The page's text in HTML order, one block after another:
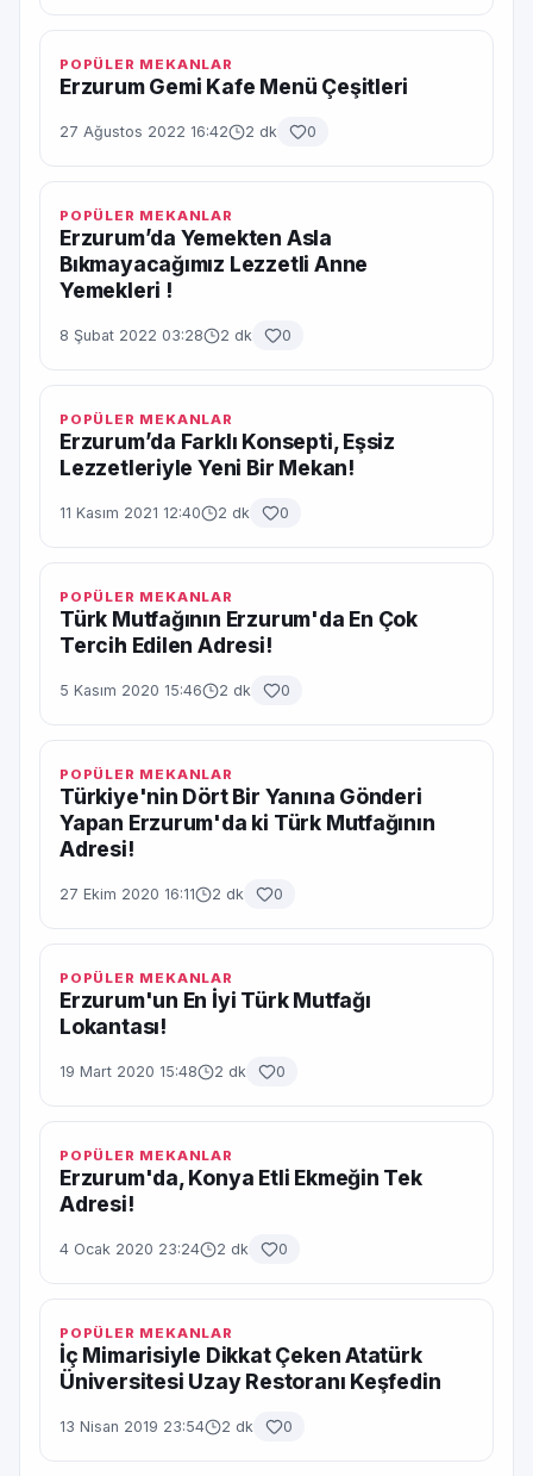
POPÜLER MEKANLAR
Erzurum Gemi Kafe Menü Çeşitleri
27 Ağustos 2022 16:42 2 dk 0
POPÜLER MEKANLAR
Erzurum’da Yemekten Asla
Bıkmayacağımız Lezzetli Anne
Yemekleri !
8 Şubat 2022 03:28 2 dk 0
POPÜLER MEKANLAR
Erzurum’da Farklı Konsepti, Eşsiz
Lezzetleriyle Yeni Bir Mekan!
11 Kasım 2021 12:40 2 dk 0
POPÜLER MEKANLAR
Türk Mutfağının Erzurum'da En Çok
Tercih Edilen Adresi!
5 Kasım 2020 15:46 2 dk 0
POPÜLER MEKANLAR
Türkiye'nin Dört Bir Yanına Gönderi
Yapan Erzurum'da ki Türk Mutfağının
Adresi!
27 Ekim 2020 16:11 2 dk 0
POPÜLER MEKANLAR
Erzurum'un En İyi Türk Mutfağı
Lokantası!
19 Mart 2020 15:48 2 dk 0
POPÜLER MEKANLAR
Erzurum'da, Konya Etli Ekmeğin Tek
Adresi!
4 Ocak 2020 23:24 2 dk 0
POPÜLER MEKANLAR
İç Mimarisiyle Dikkat Çeken Atatürk
Üniversitesi Uzay Restoranı Keşfedin
13 Nisan 2019 23:54 2 dk 0